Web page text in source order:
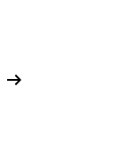
arrow_right_alt